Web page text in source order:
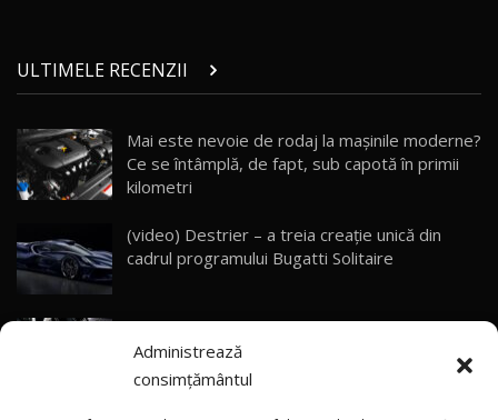
Administrează
consimțământul
28
Noul Geely Monjaro 2025! Mai ieftin și mai
dotat / Test Drive AutoBlog.MD
29
ZEEKR 9X - PRIMUL TEST DRIVE ÎN ROMÂNĂ!
CUM SE CONDUCE?
33:40
30
Primele impresii despre BYD Seal U DM-i,
Sealion 7 și Seal 5 DM-i / Test Drive
AutoBlog.MD
13:56
ULTIMELE RECENZII
Mai este nevoie de rodaj la mașinile moderne?
Ce se întâmplă, de fapt, sub capotă în primii
kilometri
(video) Destrier – a treia creație unică din
cadrul programului Bugatti Solitaire
(video) SRT prezintă tehnologia eBoost Air
care elimină decalajul turbo